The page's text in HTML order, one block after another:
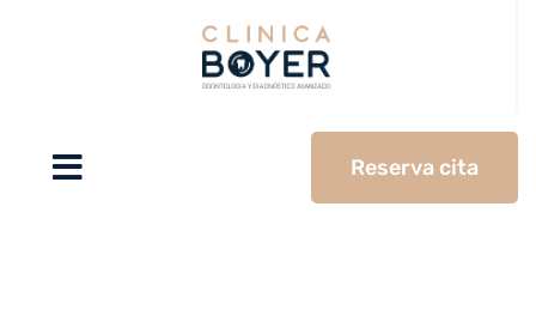
Reserva cita